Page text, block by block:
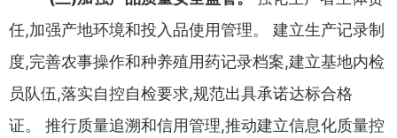
任,加强产地环境和投入品使用管理。 建立生产记录制
度,完善农事操作和种养殖用药记录档案,建立基地内检
员队伍,落实自控自检要求,规范出具承诺达标合格
证。 推行质量追溯和信用管理,推动建立信息化质量控